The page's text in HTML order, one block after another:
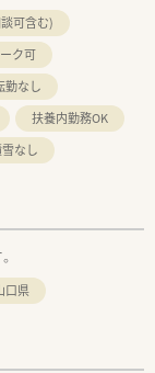
可含む)
ク可
勤なし
扶養内勤務OK
なし
口県